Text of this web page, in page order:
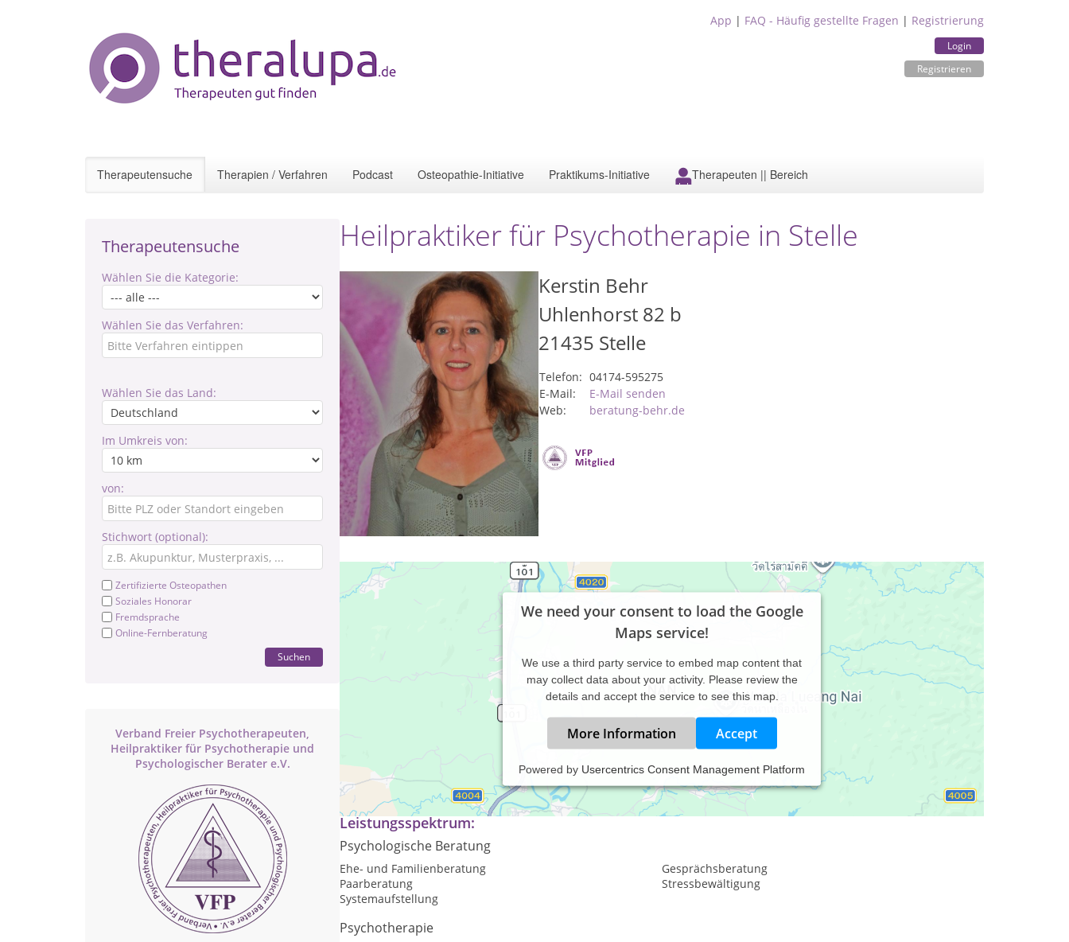
App | FAQ - Häufig gestellte Fragen | Registrierung
Login
Registrieren
Therapeutensuche Therapien / Verfahren Podcast Osteopathie-Initiative Praktikums-Initiative Therapeuten || Bereich
Therapeutensuche
Wählen Sie die Kategorie:
Wählen Sie das Verfahren:
Wählen Sie das Land:
Im Umkreis von:
von:
Stichwort (optional):
Zertifizierte Osteopathen
Soziales Honorar
Fremdsprache
Online-Fernberatung
Suchen
Verband Freier Psychotherapeuten,
Heilpraktiker für Psychotherapie und
Psychologischer Berater e.V.
Heilpraktiker für Psychotherapie in Stelle
Kerstin Behr
Uhlenhorst 82 b
21435 Stelle
Telefon: 04174-595275
E-Mail:
E-Mail senden
Web:
beratung-behr.de
We need your consent to load the Google
Maps service!
We use a third party service to embed map content that
may collect data about your activity. Please review the
details and accept the service to see this map.
More Information Accept
Powered by Usercentrics Consent Management Platform
siehe:www.beratung-behr.de
Leistungsspektrum:
Psychologische Beratung
Ehe- und Familienberatung
Gesprächsberatung
Paarberatung
Stressbewältigung
Systemaufstellung
Psychotherapie